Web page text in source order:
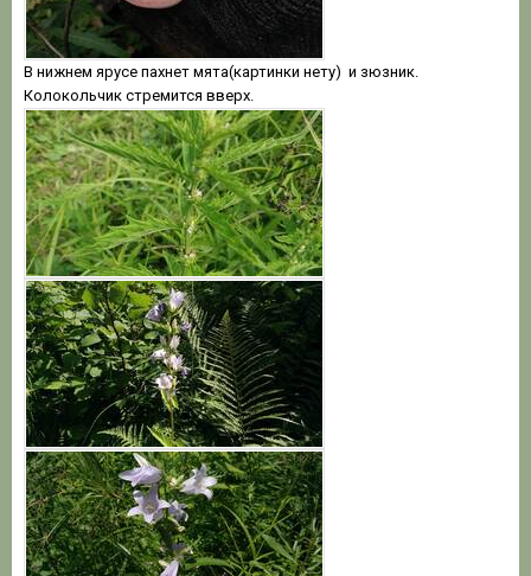
В нижнем ярусе пахнет мята(картинки нету) и зюзник.
Колокольчик стремится вверх.